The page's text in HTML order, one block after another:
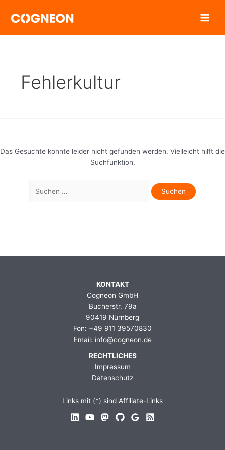
Inhalt
Fehlerkultur
Das Gesuchte konnte leider nicht gefunden werden. Vielleicht hilft die
Suchfunktion.
nach:
KONTAKT
Cogneon GmbH
Bucherstr. 79a
90419 Nürnberg
Fon: +49 911 39570830
Email: info@cogneon.de
RECHTLICHES
Impressum
Datenschutz
Links mit (*) sind Affiliate-Links